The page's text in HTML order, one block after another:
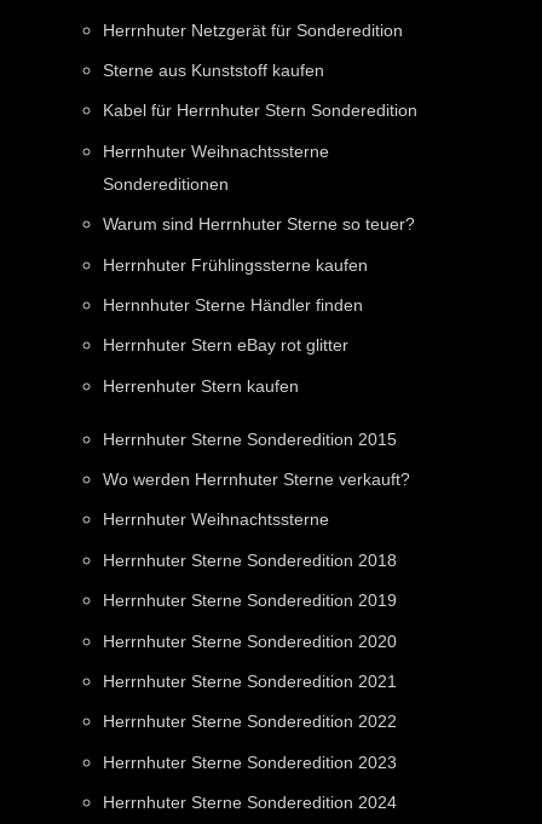
Herrnhuter Netzgerät für Sonderedition
Sterne aus Kunststoff kaufen
Kabel für Herrnhuter Stern Sonderedition
Herrnhuter Weihnachtssterne
Sondereditionen
Warum sind Herrnhuter Sterne so teuer?
Herrnhuter Frühlingssterne kaufen
Hernnhuter Sterne Händler finden
Herrnhuter Stern eBay rot glitter
Herrenhuter Stern kaufen
Herrnhuter Sterne Sonderedition 2015
Wo werden Herrnhuter Sterne verkauft?
Herrnhuter Weihnachtssterne
Herrnhuter Sterne Sonderedition 2018
Herrnhuter Sterne Sonderedition 2019
Herrnhuter Sterne Sonderedition 2020
Herrnhuter Sterne Sonderedition 2021
Herrnhuter Sterne Sonderedition 2022
Herrnhuter Sterne Sonderedition 2023
Herrnhuter Sterne Sonderedition 2024